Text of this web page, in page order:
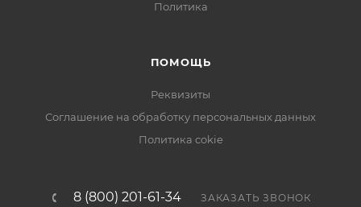
Политика
ПОМОЩЬ
Реквизиты
Соглашение на обработку персональных данных
Политика cokie
8 (800) 201-61-34 ЗАКАЗАТЬ ЗВОНОК